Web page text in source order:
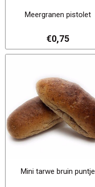
Meergranen pistolet
€0,75
Mini tarwe bruin puntje